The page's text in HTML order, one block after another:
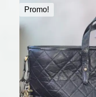
Promo!